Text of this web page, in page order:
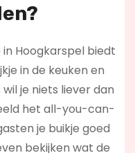
Hoogkarspel biedt
in de keuken en
je niets liever dan
het all-you-can-
je buikje goed
bekijken wat de